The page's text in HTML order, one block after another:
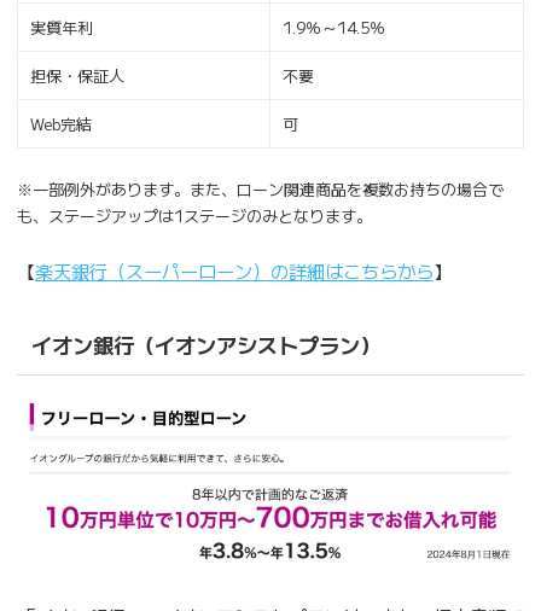
実質年利 1.9％～14.5％
担保・保証人 不要
Web完結 可
※一部例外があります。また、ローン関連商品を複数お持ちの場合で
も、ステージアップは1ステージのみとなります。
【楽天銀行（スーパーローン）の詳細はこちらから】
イオン銀行（イオンアシストプラン）